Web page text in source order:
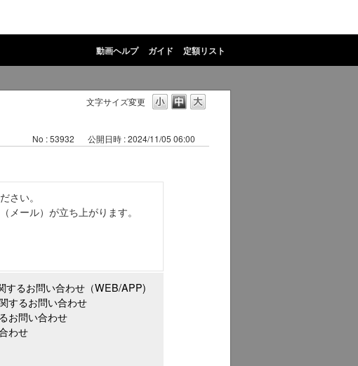
動画ヘルプ ガイド 定額リスト
文字サイズ変更
No : 53932 公開日時 : 2024/11/05 06:00
さい。
メール）が立ち上がります。
するお問い合わせ（WEB/APP)
するお問い合わせ
お問い合わせ
わせ